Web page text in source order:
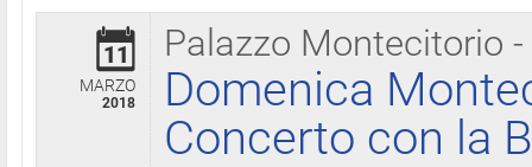
Palazzo Montecitorio
11
MARZO
2018
Domenica
Concerto con la